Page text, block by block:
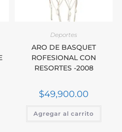
Deportes
ARO DE BASQUET
ROFESIONAL CON
RESORTES -2008
$49,900.00
Agregar al carrito